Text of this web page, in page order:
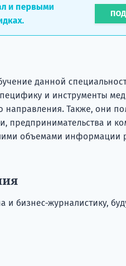
и первыми
данной
и инструменты
направления. Также, они
предпринимательства и
объемами информации
бизнес-журналистику,